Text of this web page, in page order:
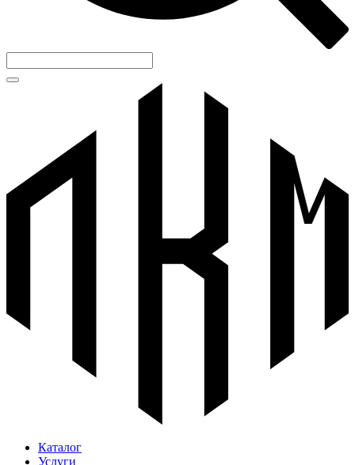
Каталог
Услуги